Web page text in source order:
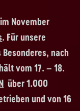
November
. Für unsere
nach
vom 17. – 18.
über 1.000
und von 16